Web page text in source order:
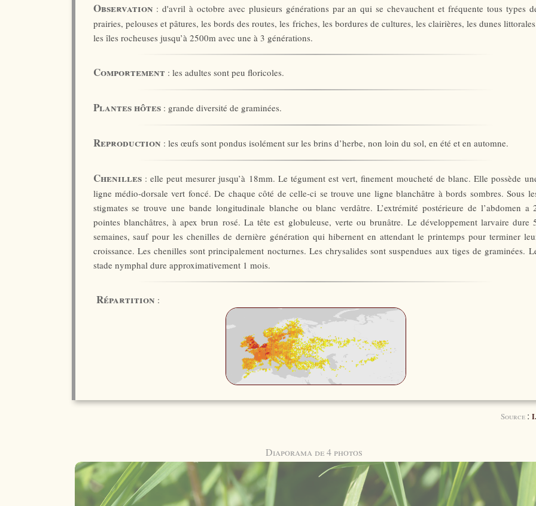
Observation : d'avril à octobre avec plusieurs générations par an qui se chevauchent et fréquente tous types
prairies, pelouses et pâtures, les bords des routes, les friches, les bordures de cultures, les clairières, les dunes
les îles rocheuses jusqu’à 2500m avec une à 3 générations.
Comportement : les adultes sont peu floricoles.
Plantes hôtes: grande diversité de graminées.
Reproduction : les œufs sont pondus isolément sur les brins d’herbe, non loin du sol, en été et en automne.
Chenilles: elle peut mesurer jusqu’à 18mm. Le tégument est vert, finement moucheté de blanc. Elle possède
ligne médio-dorsale vert foncé. De chaque côté de celle-ci se trouve une ligne blanchâtre à bords sombres. Sous
stigmates se trouve une bande longitudinale blanche ou blanc verdâtre. L’extrémité postérieure de l’abdomen a
pointes blanchâtres, à apex brun rosé. La tête est globuleuse, verte ou brunâtre. Le développement larvaire dure
semaines, sauf pour les chenilles de dernière génération qui hibernent en attendant le printemps pour terminer
croissance. Les chenilles sont principalement nocturnes. Les chrysalides sont suspendues aux tiges de graminées.
stade nymphal dure approximativement 1 mois.
Répartition :
Source :
Diaporama de 4 photos